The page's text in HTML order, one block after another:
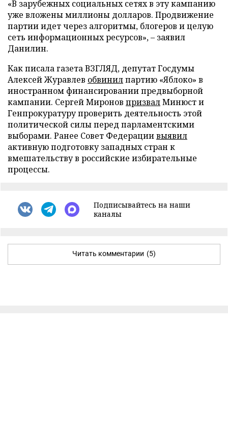
«В зарубежных социальных сетях в эту кампанию
уже вложены миллионы долларов. Продвижение
партии идет через алгоритмы, блогеров и целую
сеть информационных ресурсов», – заявил
Данилин.
Как писала газета ВЗГЛЯД, депутат Госдумы
Алексей Журавлев обвинилпартию «Яблоко» в
иностранном финансировании предвыборной
кампании. Сергей Миронов призвалМинюст и
Генпрокуратуру проверить деятельность этой
политической силы перед парламентскими
выборами. Ранее Совет Федерациивыявил
активную подготовку западных стран к
вмешательству в российские избирательные
процессы.
Подписывайтесь на наши
каналы
Читать комментарии (5)